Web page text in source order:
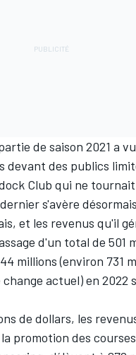
de saison 2021 a
devant des publics
Club qui ne
s'avère
et les revenus qu'il
d'un total de 501
millions (environ 731
actuel) en 2022
de dollars, les
promotion des